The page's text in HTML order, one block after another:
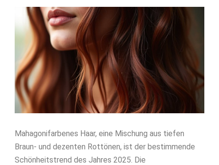
Mahagonifarbenes Haar, eine Mischung aus tiefen
Braun- und dezenten Rottönen, ist der bestimmende
Schönheitstrend des Jahres 2025. Die